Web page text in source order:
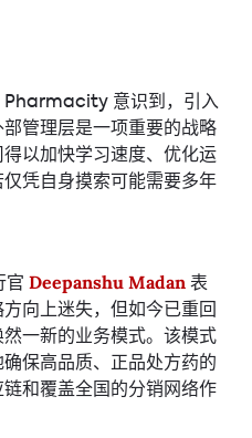
Pharmacity 意识到，引入
管理层是一项重要的战略
以加快学习速度、优化运
凭自身摸索可能需要多年
Deepanshu Madan 表
向上迷失，但如今已重回
一新的业务模式。该模式
保高品质、正品处方药的
和覆盖全国的分销网络作